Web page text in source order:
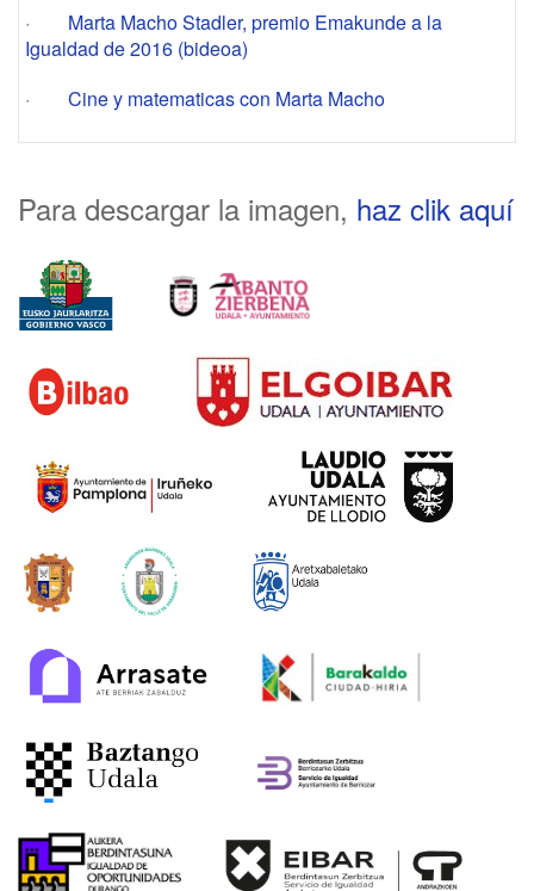
· Marta Macho Stadler, premio Emakunde a la
Igualdad de 2016 (bideoa)
· Cine y matematicas con Marta Macho
Para descargar la imagen, haz clik aquí